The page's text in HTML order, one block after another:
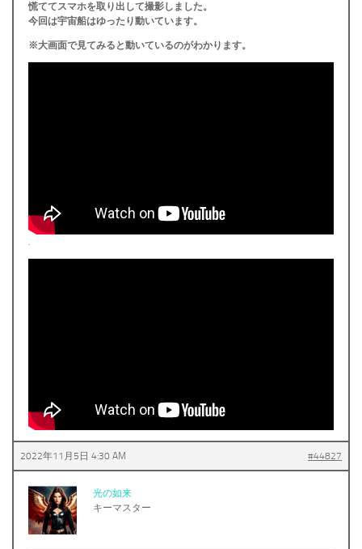
慌ててスマホを取り出して撮影しました。
今回は宇宙船はゆったり動いています。
※大画面で見てみると動いているのがわかります。
2022年11月5日 4:30 AM #44827
光の如来
キーマスター